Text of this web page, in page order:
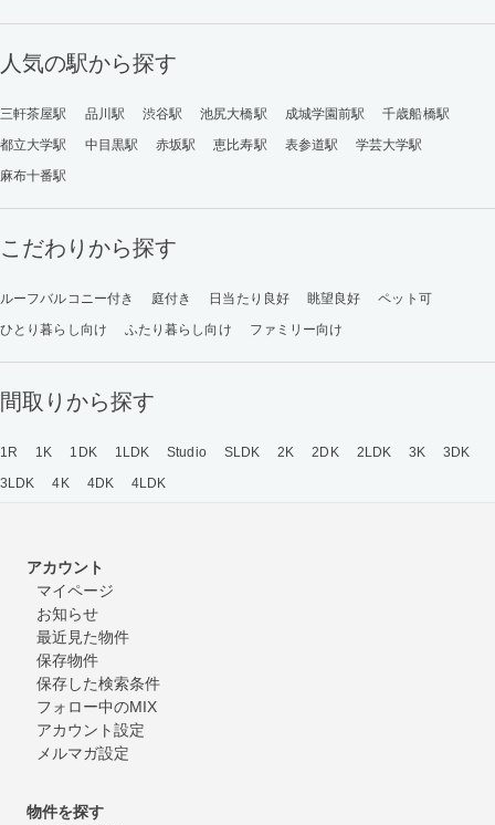
人気の駅から探す
三軒茶屋駅 品川駅 渋谷駅 池尻大橋駅 成城学園前駅
千歳船橋駅
都立大学駅
中目黒駅 赤坂駅 恵比寿駅 表参道駅
学芸大学駅
麻布十番駅
こだわりから探す
ルーフバルコニー付き 庭付き 日当たり良好 眺望良好
ペット可
ひとり暮らし向け
ふたり暮らし向け ファミリー向け
間取りから探す
1R 1K 1DK 1LDK Studio SLDK 2K 2DK 2LDK 3K
3DK
3LDK
4K 4DK 4LDK
アカウント
マイページ
お知らせ
最近見た物件
保存物件
保存した検索条件
フォロー中のMIX
アカウント設定
メルマガ設定
物件を探す